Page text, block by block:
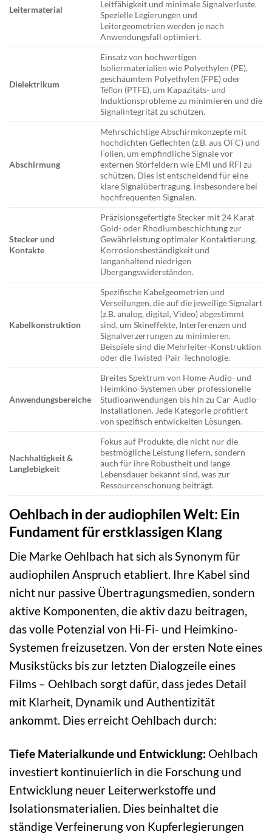
Leitermaterial
Leitfähigkeit und minimale Signalverluste.
Spezielle Legierungen und
Leitergeometrien werden je nach
Anwendungsfall optimiert.
Dielektrikum
Einsatz von hochwertigen
Isoliermaterialien wie Polyethylen (PE),
geschäumtem Polyethylen (FPE) oder
Teflon (PTFE), um Kapazitäts- und
Induktionsprobleme zu minimieren und die
Signalintegrität zu schützen.
Abschirmung
Mehrschichtige Abschirmkonzepte mit
hochdichten Geflechten (z.B. aus OFC) und
Folien, um empfindliche Signale vor
externen Störfeldern wie EMI und RFI zu
schützen. Dies ist entscheidend für eine
klare Signalübertragung, insbesondere bei
hochfrequenten Signalen.
Stecker und
Kontakte
Präzisionsgefertigte Stecker mit 24 Karat
Gold- oder Rhodiumbeschichtung zur
Gewährleistung optimaler Kontaktierung,
Korrosionsbeständigkeit und
langanhaltend niedrigen
Übergangswiderständen.
Kabelkonstruktion
Spezifische Kabelgeometrien und
Verseilungen, die auf die jeweilige Signalart
(z.B. analog, digital, Video) abgestimmt
sind, um Skineffekte, Interferenzen und
Signalverzerrungen zu minimieren.
Beispiele sind die Mehrleiter-Konstruktion
oder die Twisted-Pair-Technologie.
Anwendungsbereiche
Breites Spektrum von Home-Audio- und
Heimkino-Systemen über professionelle
Studioanwendungen bis hin zu Car-Audio-
Installationen. Jede Kategorie profitiert
von spezifisch entwickelten Lösungen.
Nachhaltigkeit &
Langlebigkeit
Fokus auf Produkte, die nicht nur die
bestmögliche Leistung liefern, sondern
auch für ihre Robustheit und lange
Lebensdauer bekannt sind, was zur
Ressourcenschonung beiträgt.
Oehlbach in der audiophilen Welt: Ein
Fundament für erstklassigen Klang
Die Marke Oehlbach hat sich als Synonym für
audiophilen Anspruch etabliert. Ihre Kabel sind
nicht nur passive Übertragungsmedien, sondern
aktive Komponenten, die aktiv dazu beitragen,
das volle Potenzial von Hi-Fi- und Heimkino-
Systemen freizusetzen. Von der ersten Note eines
Musikstücks bis zur letzten Dialogzeile eines
Films – Oehlbach sorgt dafür, dass jedes Detail
mit Klarheit, Dynamik und Authentizität
ankommt. Dies erreicht Oehlbach durch:
Tiefe Materialkunde und Entwicklung: Oehlbach
investiert kontinuierlich in die Forschung und
Entwicklung neuer Leiterwerkstoffe und
Isolationsmaterialien. Dies beinhaltet die
ständige Verfeinerung von Kupferlegierungen